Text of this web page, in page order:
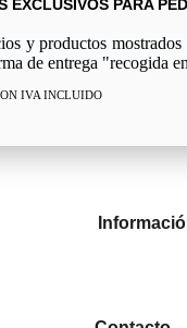
EXCLUSIVOS PARA
y productos
de entrega "recogida
IVA INCLUIDO